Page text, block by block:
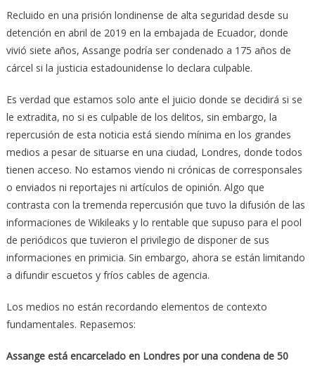
Recluido en una prisión londinense de alta seguridad desde su
detención en abril de 2019 en la embajada de Ecuador, donde
vivió siete años, Assange podría ser condenado a 175 años de
cárcel si la justicia estadounidense lo declara culpable.
Es verdad que estamos solo ante el juicio donde se decidirá si se
le extradita, no si es culpable de los delitos, sin embargo, la
repercusión de esta noticia está siendo mínima en los grandes
medios a pesar de situarse en una ciudad, Londres, donde todos
tienen acceso. No estamos viendo ni crónicas de corresponsales
o enviados ni reportajes ni artículos de opinión. Algo que
contrasta con la tremenda repercusión que tuvo la difusión de las
informaciones de Wikileaks y lo rentable que supuso para el pool
de periódicos que tuvieron el privilegio de disponer de sus
informaciones en primicia. Sin embargo, ahora se están limitando
a difundir escuetos y fríos cables de agencia.
Los medios no están recordando elementos de contexto
fundamentales. Repasemos:
Assange está encarcelado en Londres por una condena de 50